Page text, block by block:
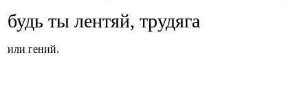
будь ты лентяй, трудяга
или гений.